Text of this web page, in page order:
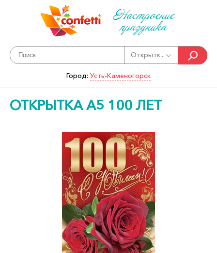
Настроение
праздника
Открытк...
Город: Усть-Каменогорск
ОТКРЫТКА А5 100 ЛЕТ